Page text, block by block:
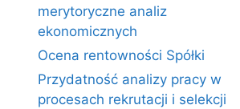
merytoryczne analiz
ekonomicznych
Ocena rentowności Spółki
Przydatność analizy pracy w
procesach rekrutacji i selekcji